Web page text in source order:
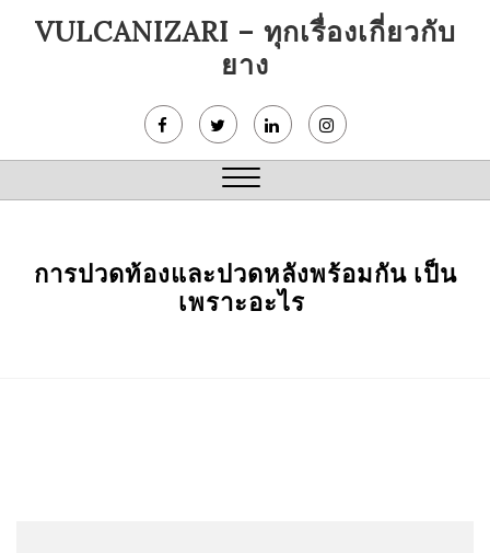
VULCANIZARI – ทุกเรื่องเกี่ยวกับ
ยาง
Close
การปวดท้องและปวดหลังพร้อมกัน เป็น
เพราะอะไร